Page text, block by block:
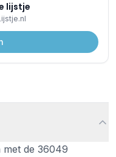
lijstje
met de 36049